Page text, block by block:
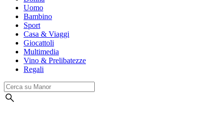
Uomo
Bambino
Sport
Casa & Viaggi
Giocattoli
Multimedia
Vino & Prelibatezze
Regali